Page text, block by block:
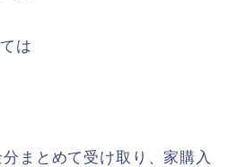
は
まとめて受け取り、家購入